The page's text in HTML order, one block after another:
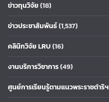
ข่าวทุนวิจัย(18)
ข่าวประชาสัมพันธ์(1,537)
คลินิกวิจัย LRU(16)
งานบริการวิชาการ(49)
ศูนย์การเรียนรู้ตามแนวพระราชดำริฯ